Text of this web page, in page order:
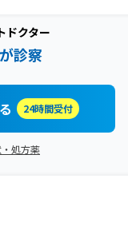
ドクター
診察
24時間受付
処方薬